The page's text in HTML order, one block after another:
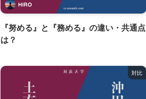
HIRO
『努める』と『務める』の違い・共通点
は？
対比